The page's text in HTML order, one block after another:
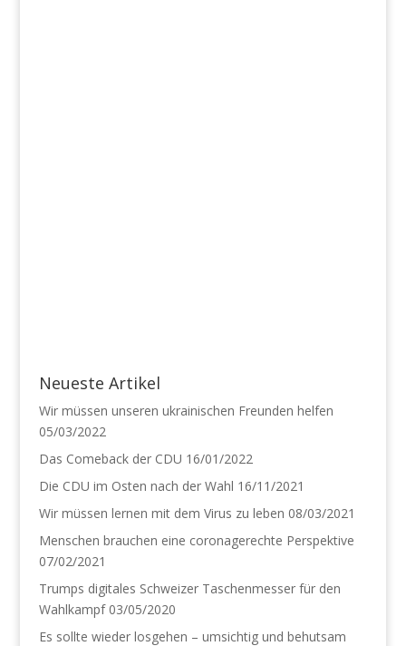
Neueste Artikel
Wir müssen unseren ukrainischen Freunden helfen
05/03/2022
Das Comeback der CDU 16/01/2022
Die CDU im Osten nach der Wahl 16/11/2021
Wir müssen lernen mit dem Virus zu leben 08/03/2021
Menschen brauchen eine coronagerechte Perspektive
07/02/2021
Trumps digitales Schweizer Taschenmesser für den
Wahlkampf 03/05/2020
Es sollte wieder losgehen – umsichtig und behutsam